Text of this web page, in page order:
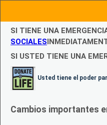
SI TIENE UNA
SOCIALES
SI USTED TIENE UNA
Usted tiene el poder
Cambios importantes